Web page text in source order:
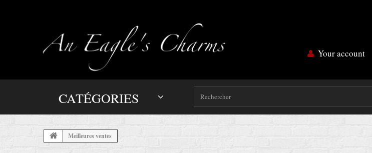
Your account
CATÉGORIES
Meilleures ventes